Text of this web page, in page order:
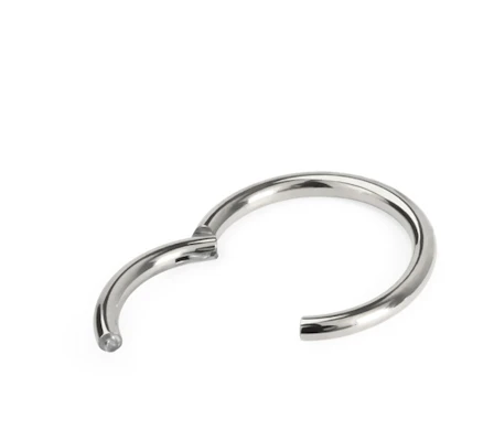
Industrial